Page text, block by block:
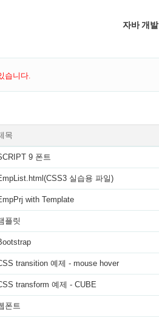
자바 개발
습니다.
목
9 폰트
실습용 파일)
with Template
플릿
transition 예제 - mouse hover
transform 예제 - CUBE
폰트